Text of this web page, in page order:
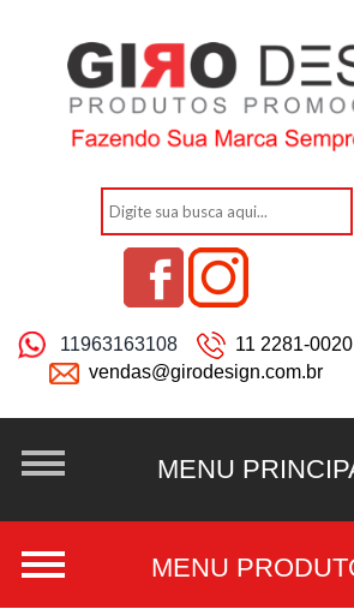
11963163108
11 2281-0020
vendas@girodesign.com.br